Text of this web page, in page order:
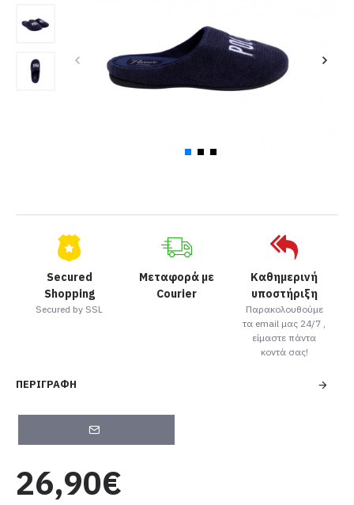
Secured
Shopping
Secured by SSL
Μεταφορά με
Courier
Καθημερινή
υποστήριξη
Παρακολουθούμε
τα email μας 24/7 ,
είμαστε πάντα
κοντά σας!
ΠΕΡΙΓΡΑΦΉ
26,90€